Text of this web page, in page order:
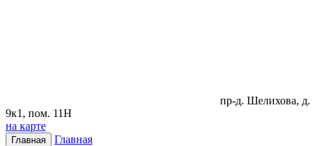
пр-д. Шелихова, д.
9к1, пом. 11Н
на карте
Главная
Главная